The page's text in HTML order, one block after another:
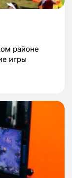
районе
игры